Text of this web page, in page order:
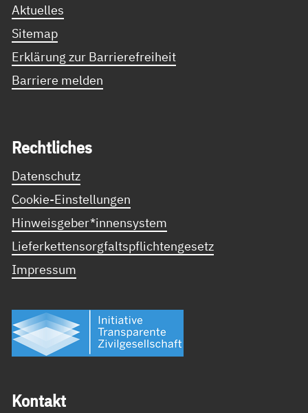
Aktuelles
Sitemap
Erklärung zur Barrierefreiheit
Barriere melden
Recht­li­ches
Datenschutz
Cookie-Einstellungen
Hinweisgeber*innensystem
Lieferkettensorgfaltspflichtengesetz
Impressum
Kon­takt